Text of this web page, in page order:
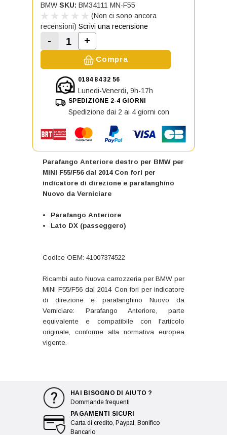
Parafango Anteriore destro per BMW per
MINI F55/F56 dal 2014 Con fori per
indicatore di direzione e parafanghino
Nuovo da Verniciare
Parafango Anteriore
Lato DX (passeggero)
Codice OEM: 41007374522
Ricambi auto Nuova carrozzeria per BMW per
MINI F55/F56 dal 2014 Con fori per indicatore
di direzione e parafanghino Nuovo da
Verniciare: Parafango Anteriore, parte
equivalente e compatibile con l'articolo
originale, conforme alla normativa europea
vigente.
BMW SKU: BM34111 MN-F55
(Non ci sono ancora
recensioni) Scrivi una recensione
Diminuisci la quantità di Parafango
-
Aumenta la quantità di Parafango
+
Compra
0184 84 32 56
Lunedi-Venerdi, 9h-17h
SPEDIZIONE 2-4 GIORNI
Spedizione dai 2 ai 4 giorni con
HAI BISOGNO DI AIUTO ?
Dommande frequenti
PAGAMENTI SICURI
Carta di credito, Paypal, Bonifico
Bancario